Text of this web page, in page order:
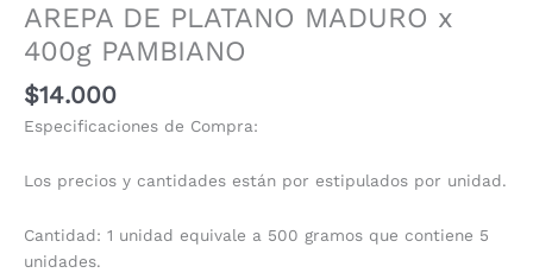
AREPA DE PLATANO MADURO x
400g PAMBIANO
$14.000
Especificaciones de Compra:
Los precios y cantidades están por estipulados por unidad.
Cantidad: 1 unidad equivale a 500 gramos que contiene 5
unidades.